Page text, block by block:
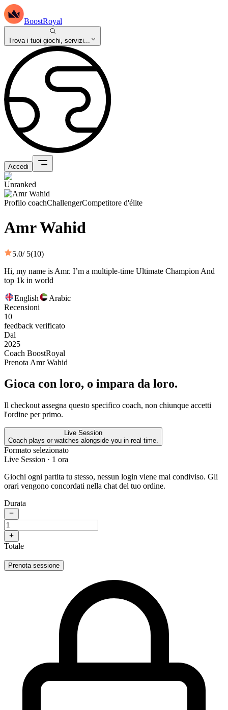
BoostRoyal
Trova i tuoi giochi, servizi...
Accedi
Profilo coachChallengerCompetitore d'élite
Amr Wahid
5.0/ 5(10)
Hi, my name is Amr. I’m a multiple-time Ultimate Champion And
top 1k in world
English
Arabic
Recensioni
10
feedback verificato
Dal
2025
Coach BoostRoyal
Prenota Amr Wahid
Gioca con loro, o impara da loro.
Il checkout assegna questo specifico coach, non chiunque accetti
l'ordine per primo.
Live Session
Coach plays or watches alongside you in real time.
Formato selezionato
Live Session · 1 ora
Giochi ogni partita tu stesso, nessun login viene mai condiviso. Gli
orari vengono concordati nella chat del tuo ordine.
Durata
Totale
Prenota sessione